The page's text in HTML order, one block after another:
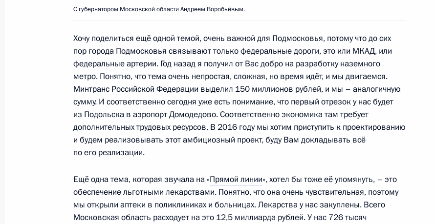
Приветствие участникам, организаторам и гостям XIX
Петербургского международного экономического форума
8 июня 2015 года, 12:00
Приветствие участникам и гостям Парламентского форума
БРИКС
8 июня 2015 года, 11:30
6 июня 2015 года, суббота
Интервью итальянской газете Il Corriere della Sera
8
С губернатором Московской области Андреем Воробьёвым.
Хочу поделиться ещё одной темой, очень важной для Подмосковья, потому что до сих
пор города Подмосковья связывают только федеральные дороги, это или МКАД, или
федеральные артерии. Год назад я получил от Вас добро на разработку наземного
метро. Понятно, что тема очень непростая, сложная, но время идёт, и мы двигаемся.
Минтранс Российской Федерации выделил 150 миллионов рублей, и мы – аналогичную
сумму. И соответственно сегодня уже есть понимание, что первый отрезок у нас будет
из Подольска в аэропорт Домодедово. Соответственно экономика там требует
дополнительных трудовых ресурсов. В 2016 году мы хотим приступить к проектированию
и будем реализовывать этот амбициозный проект, буду Вам докладывать всё
по его реализации.
Ещё одна тема, которая звучала на «Прямой линии», хотел бы тоже её упомянуть, – это
обеспечение льготными лекарствами. Понятно, что она очень чувствительная, поэтому
мы открыли аптеки в поликлиниках и больницах. Лекарства у нас закуплены. Всего
Московская область расходует на это 12,5 миллиарда рублей. У нас 726 тысяч